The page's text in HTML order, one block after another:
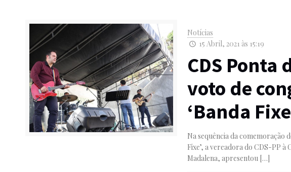
Notícias
15 Abril, 2021 às 15:19
CDS Ponta
voto de
‘Banda
Na sequência da comemoração
Fixe’, a vereadora do CDS-PP
Madalena, apresentou […]